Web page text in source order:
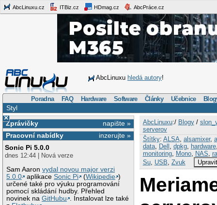
AbcLinuxu.cz ITBiz.cz HDmag.cz AbcPráce.cz
AbcLinuxu hledá autory!
Poradna FAQ Hardware Software Články Učebnice
Styl
×
napište »
Zprávičky
inzerujte »
Pracovní nabídky
Sonic Pi 5.0.0
dnes 12:44 | Nová verze
Sam Aaronvydal novou major verzi
5.0.0
aplikaceSonic Pi (Wikipedie )
určené také pro výuku programování
pomocí skládání hudby. Přehled
novinek naGitHubu
. Instalovat lze také
AbcLinuxu:/ Blogy/
serverov
Štítky: ALSA, alsamixer,
data, Dell , dpkg, hardware
monitoring, Mono, NAS,
Su, USB, Zvuk